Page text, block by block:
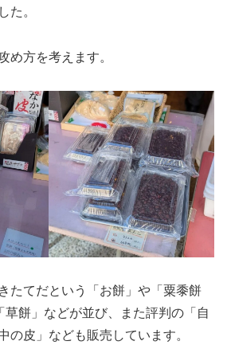
た。
め方を考えます。
たてだという「お餅」や「粟黍餅
草餅」などが並び、また評判の「自
の皮」なども販売しています。